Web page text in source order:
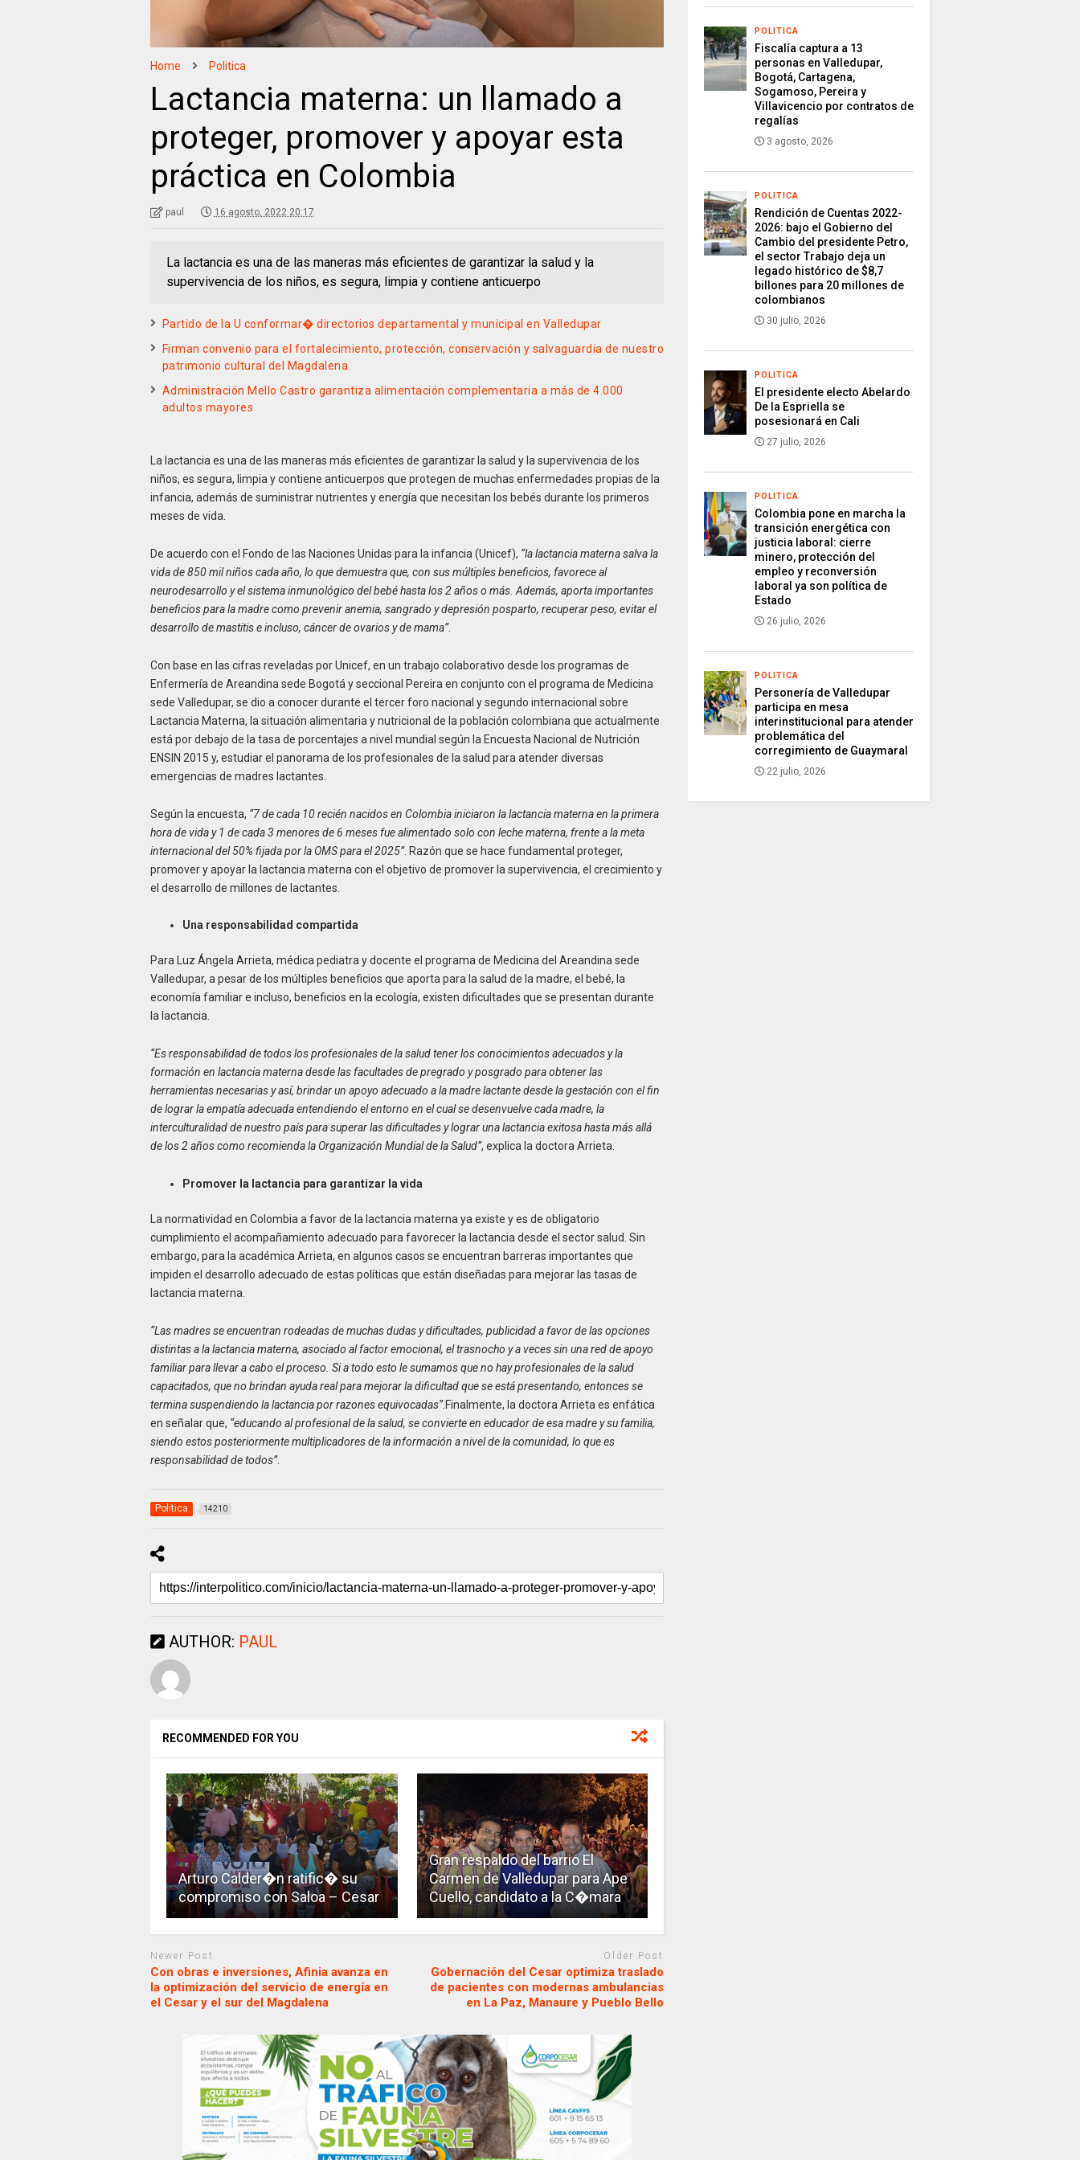
Home Politica
Lactancia materna: un llamado a
proteger, promover y apoyar esta
práctica en Colombia
paul 16 agosto, 2022 20:17
La lactancia es una de las maneras más eficientes de garantizar la salud y la
supervivencia de los niños, es segura, limpia y contiene anticuerpo
Partido de la U conformar� directorios departamental y municipal en Valledupar
Firman convenio para el fortalecimiento, protección, conservación y salvaguardia de nuestro
patrimonio cultural del Magdalena
Administración Mello Castro garantiza alimentación complementaria a más de 4.000
adultos mayores
La lactancia es una de las maneras más eficientes de garantizar la salud y la supervivencia de los
niños, es segura, limpia y contiene anticuerpos que protegen de muchas enfermedades propias de la
infancia, además de suministrar nutrientes y energía que necesitan los bebés durante los primeros
meses de vida.
De acuerdo con el Fondo de las Naciones Unidas para la infancia (Unicef), “la lactancia materna salva la
vida de 850 mil niños cada año, lo que demuestra que, con sus múltiples beneficios, favorece al
neurodesarrollo y el sistema inmunológico del bebé hasta los 2 años o más. Además, aporta importantes
beneficios para la madre como prevenir anemia, sangrado y depresión posparto, recuperar peso, evitar el
desarrollo de mastitis e incluso, cáncer de ovarios y de mama”.
Con base en las cifras reveladas por Unicef, en un trabajo colaborativo desde los programas de
Enfermería de Areandina sede Bogotá y seccional Pereira en conjunto con el programa de Medicina
sede Valledupar, se dio a conocer durante el tercer foro nacional y segundo internacional sobre
Lactancia Materna, la situación alimentaria y nutricional de la población colombiana que actualmente
está por debajo de la tasa de porcentajes a nivel mundial según la Encuesta Nacional de Nutrición
ENSIN 2015 y, estudiar el panorama de los profesionales de la salud para atender diversas
emergencias de madres lactantes.
Según la encuesta, “7 de cada 10 recién nacidos en Colombia iniciaron la lactancia materna en la primera
hora de vida y 1 de cada 3 menores de 6 meses fue alimentado solo con leche materna, frente a la meta
internacional del 50% fijada por la OMS para el 2025”. Razón que se hace fundamental proteger,
promover y apoyar la lactancia materna con el objetivo de promover la supervivencia, el crecimiento y
el desarrollo de millones de lactantes.
Una responsabilidad compartida
Para Luz Ángela Arrieta, médica pediatra y docente el programa de Medicina del Areandina sede
Valledupar, a pesar de los múltiples beneficios que aporta para la salud de la madre, el bebé, la
economía familiar e incluso, beneficios en la ecología, existen dificultades que se presentan durante
la lactancia.
“Es responsabilidad de todos los profesionales de la salud tener los conocimientos adecuados y la
formación en lactancia materna desde las facultades de pregrado y posgrado para obtener las
herramientas necesarias y así, brindar un apoyo adecuado a la madre lactante desde la gestación con el fin
de lograr la empatía adecuada entendiendo el entorno en el cual se desenvuelve cada madre, la
interculturalidad de nuestro país para superar las dificultades y lograr una lactancia exitosa hasta más allá
de los 2 años como recomienda la Organización Mundial de la Salud”, explica la doctora Arrieta.
Promover la lactancia para garantizar la vida
La normatividad en Colombia a favor de la lactancia materna ya existe y es de obligatorio
cumplimiento el acompañamiento adecuado para favorecer la lactancia desde el sector salud. Sin
embargo, para la académica Arrieta, en algunos casos se encuentran barreras importantes que
impiden el desarrollo adecuado de estas políticas que están diseñadas para mejorar las tasas de
lactancia materna.
“Las madres se encuentran rodeadas de muchas dudas y dificultades, publicidad a favor de las opciones
distintas a la lactancia materna, asociado al factor emocional, el trasnocho y a veces sin una red de apoyo
familiar para llevar a cabo el proceso. Si a todo esto le sumamos que no hay profesionales de la salud
capacitados, que no brindan ayuda real para mejorar la dificultad que se está presentando, entonces se
termina suspendiendo la lactancia por razones equivocadas”.Finalmente, la doctora Arrieta es enfática
en señalar que, “educando al profesional de la salud, se convierte en educador de esa madre y su familia,
siendo estos posteriormente multiplicadores de la información a nivel de la comunidad, lo que es
responsabilidad de todos”.
Politica 14210
AUTHOR: PAUL
RECOMMENDED FOR YOU
Arturo Calder�n ratific� su
compromiso con Saloa – Cesar
Gran respaldo del barrio El
Carmen de Valledupar para Ape
Cuello, candidato a la C�mara
Newer Post
Con obras e inversiones, Afinia avanza en
la optimización del servicio de energía en
el Cesar y el sur del Magdalena
Older Post
Gobernación del Cesar optimiza traslado
de pacientes con modernas ambulancias
en La Paz, Manaure y Pueblo Bello
POLITICA
Fiscalía captura a 13
personas en Valledupar,
Bogotá, Cartagena,
Sogamoso, Pereira y
Villavicencio por contratos de
regalías
3 agosto, 2026
POLITICA
Rendición de Cuentas 2022-
2026: bajo el Gobierno del
Cambio del presidente Petro,
el sector Trabajo deja un
legado histórico de $8,7
billones para 20 millones de
colombianos
30 julio, 2026
POLITICA
El presidente electo Abelardo
De la Espriella se
posesionará en Cali
27 julio, 2026
POLITICA
Colombia pone en marcha la
transición energética con
justicia laboral: cierre
minero, protección del
empleo y reconversión
laboral ya son política de
Estado
26 julio, 2026
POLITICA
Personería de Valledupar
participa en mesa
interinstitucional para atender
problemática del
corregimiento de Guaymaral
22 julio, 2026